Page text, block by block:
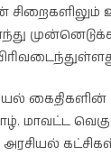
மாவட்ட
அரசியல்